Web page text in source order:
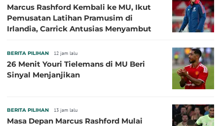
Marcus Rashford Kembali ke MU, Ikut
Pemusatan Latihan Pramusim di
Irlandia, Carrick Antusias Menyambut
BERITA PILIHAN 12 jam lalu
26 Menit Youri Tielemans di MU Beri
Sinyal Menjanjikan
BERITA PILIHAN 13 jam lalu
Masa Depan Marcus Rashford Mulai